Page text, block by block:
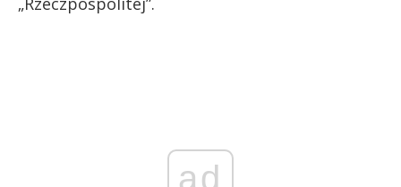
ad